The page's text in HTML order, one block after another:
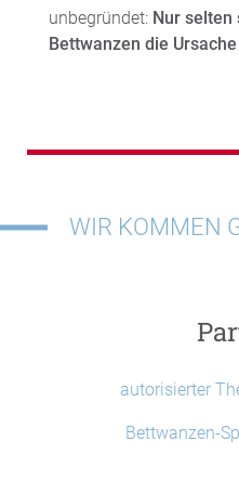
unbegründet: Nur
Bettwanzen die
WIR KOMMEN
autorisierter
Bettwanzen-